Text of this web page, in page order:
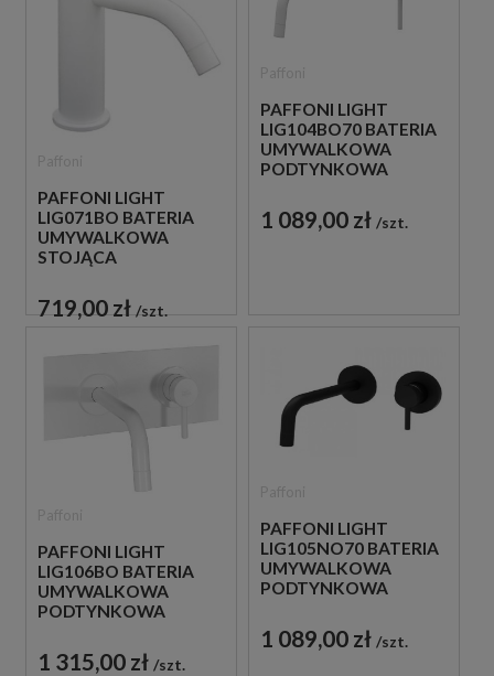
PAFFONI LIGHT
LIG071BO BATERIA
UMYWALKOWA
STOJĄCA
BIAŁA
719,00 zł szt.
PAFFONI LIGHT
LIG104BO70 BATERIA
UMYWALKOWA
PODTYNKOWA
BIAŁA
1 089,00 zł szt.
PAFFONI LIGHT
LIG106BO BATERIA
UMYWALKOWA
PODTYNKOWA
BIAŁA
1 315,00 zł szt.
PAFFONI LIGHT
LIG105NO70 BATERIA
UMYWALKOWA
PODTYNKOWA
CZARNA
1 089,00 zł szt.